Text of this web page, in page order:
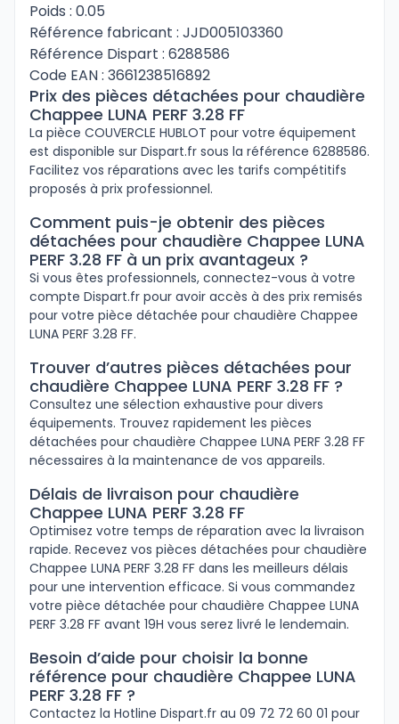
Poids : 0.05
Référence fabricant : JJD005103360
Référence Dispart : 6288586
Code EAN : 3661238516892
Prix des pièces détachées pour chaudière
Chappee LUNA PERF 3.28 FF
La pièce COUVERCLE HUBLOT pour votre équipement
est disponible sur Dispart.fr sous la référence 6288586.
Facilitez vos réparations avec les tarifs compétitifs
proposés à prix professionnel.
Comment puis-je obtenir des pièces
détachées pour chaudière Chappee LUNA
PERF 3.28 FF à un prix avantageux ?
Si vous êtes professionnels, connectez-vous à votre
compte Dispart.fr pour avoir accès à des prix remisés
pour votre pièce détachée pour chaudière Chappee
LUNA PERF 3.28 FF.
Trouver d’autres pièces détachées pour
chaudière Chappee LUNA PERF 3.28 FF ?
Consultez une sélection exhaustive pour divers
équipements. Trouvez rapidement les pièces
détachées pour chaudière Chappee LUNA PERF 3.28 FF
nécessaires à la maintenance de vos appareils.
Délais de livraison pour chaudière
Chappee LUNA PERF 3.28 FF
Optimisez votre temps de réparation avec la livraison
rapide. Recevez vos pièces détachées pour chaudière
Chappee LUNA PERF 3.28 FF dans les meilleurs délais
pour une intervention efficace. Si vous commandez
votre pièce détachée pour chaudière Chappee LUNA
PERF 3.28 FF avant 19H vous serez livré le lendemain.
Besoin d’aide pour choisir la bonne
référence pour chaudière Chappee LUNA
PERF 3.28 FF ?
Contactez la Hotline Dispart.fr au 09 72 72 60 01 pour